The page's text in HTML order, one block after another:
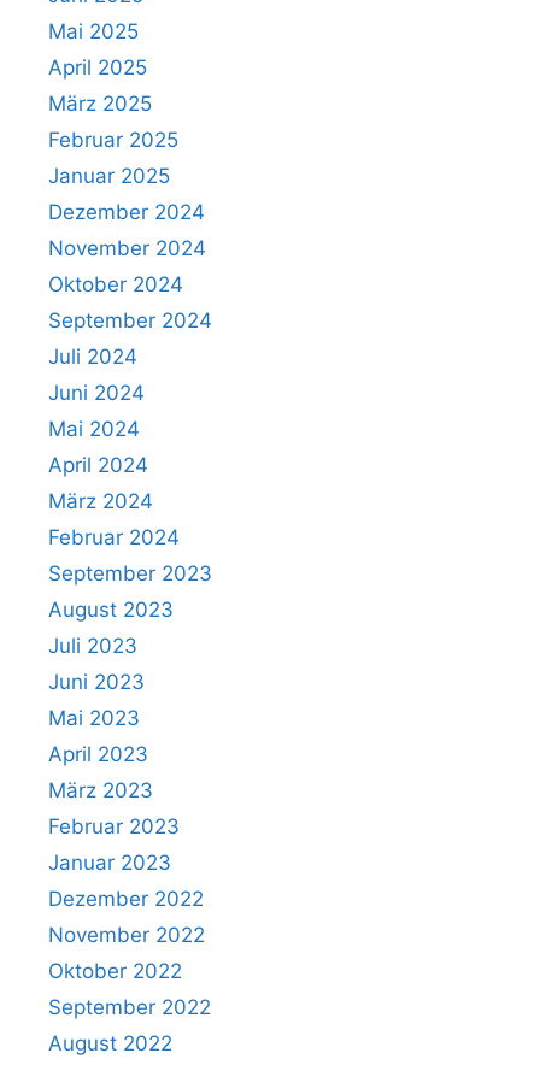
Mai 2025
April 2025
März 2025
Februar 2025
Januar 2025
Dezember 2024
November 2024
Oktober 2024
September 2024
Juli 2024
Juni 2024
Mai 2024
April 2024
März 2024
Februar 2024
September 2023
August 2023
Juli 2023
Juni 2023
Mai 2023
April 2023
März 2023
Februar 2023
Januar 2023
Dezember 2022
November 2022
Oktober 2022
September 2022
August 2022